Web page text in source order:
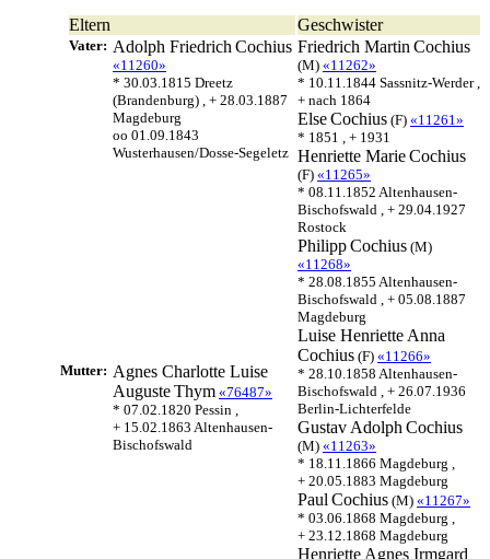
Eltern Geschwister
Vater: Adolph Friedrich Cochius
«11260»
* 30.03.1815 Dreetz
(Brandenburg) , + 28.03.1887
Magdeburg
oo 01.09.1843
Wusterhausen/Dosse-Segeletz
Friedrich Martin Cochius
(M) «11262»
* 10.11.1844 Sassnitz-Werder ,
+ nach 1864
ElseCochius (F) «11261»
* 1851 , + 1931
Henriette MarieCochius
(F) «11265»
* 08.11.1852 Altenhausen-
Bischofswald , + 29.04.1927
Rostock
PhilippCochius (M)
«11268»
* 28.08.1855 Altenhausen-
Bischofswald , + 05.08.1887
Magdeburg
Luise Henriette Anna
Cochius (F) «11266»
* 28.10.1858 Altenhausen-
Bischofswald , + 26.07.1936
Berlin-Lichterfelde
Gustav Adolph Cochius
(M) «11263»
* 18.11.1866 Magdeburg ,
+ 20.05.1883 Magdeburg
Paul Cochius (M) «11267»
* 03.06.1868 Magdeburg ,
+ 23.12.1868 Magdeburg
Henriette Agnes Irmgard
Mutter: Agnes Charlotte Luise
AugusteThym «76487»
* 07.02.1820 Pessin ,
+ 15.02.1863 Altenhausen-
Bischofswald